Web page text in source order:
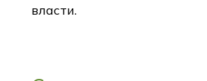
власти.